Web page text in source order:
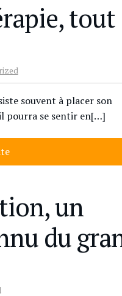
tout
souvent à placer son
pourra se sentir en[…]
un
du